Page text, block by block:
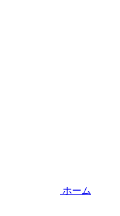
ホーム